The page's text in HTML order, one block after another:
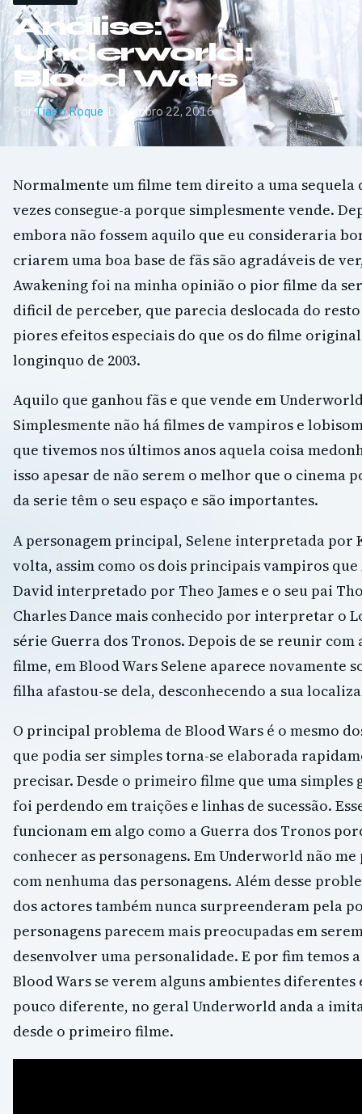
Análise:
Underworld:
Blood Wars
PorTiago Roque Dezembro 22, 2016
Normalmente um filme tem direito a uma sequela
vezes consegue-a porque simplesmente vende.
embora não fossem aquilo que eu consideraria
criarem uma boa base de fãs são agradáveis de
Awakening foi na minha opinião o pior filme da
dificil de perceber, que parecia deslocada do
piores efeitos especiais do que os do filme
longinquo de 2003.
Aquilo que ganhou fãs e que vende em
Simplesmente não há filmes de vampiros e
que tivemos nos últimos anos aquela coisa
isso apesar de não serem o melhor que o cinema
da serie têm o seu espaço e são importantes.
A personagem principal, Selene interpretada por
volta, assim como os dois principais vampiros
David interpretado por Theo James e o seu pai
Charles Dance mais conhecido por interpretar o
série Guerra dos Tronos. Depois de se reunir
filme, em Blood Wars Selene aparece novamente
filha afastou-se dela, desconhecendo a sua
O principal problema de Blood Wars é o mesmo
que podia ser simples torna-se elaborada
precisar. Desde o primeiro filme que uma
foi perdendo em traições e linhas de sucessão.
funcionam em algo como a Guerra dos Tronos
conhecer as personagens. Em Underworld não
com nenhuma das personagens. Além desse
dos actores também nunca surpreenderam pela
personagens parecem mais preocupadas em
desenvolver uma personalidade. E por fim temos
Blood Wars se verem alguns ambientes
pouco diferente, no geral Underworld anda a
desde o primeiro filme.